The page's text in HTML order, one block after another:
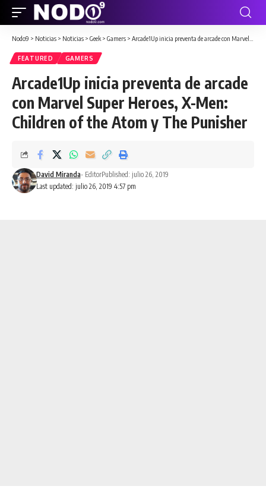
Nodo9 > Noticias > Noticias > Geek > Gamers > Arcade1Up inicia preventa de arcade con Marvel Super Heroes, X-Men: Children of the Atom y The Punisher
FEATURED GAMERS
Arcade1Up inicia preventa de arcade
con Marvel Super Heroes, X-Men:
Children of the Atom y The Punisher
Last updated: julio 26, 2019 4:57 pm
David Miranda- EditorPublished: julio 26, 2019